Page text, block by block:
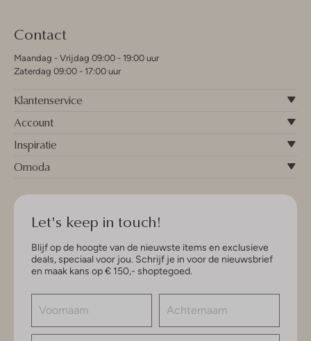
Contact
Maandag - Vrijdag 09:00 - 19:00 uur
Zaterdag 09:00 - 17:00 uur
Klantenservice
Account
Inspiratie
Omoda
Let's keep in touch!
Blijf op de hoogte van de nieuwste items en exclusieve
deals, speciaal voor jou. Schrijf je in voor de nieuwsbrief
en maak kans op € 150,- shoptegoed.